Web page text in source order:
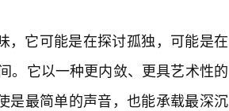
，它可能是在探讨孤独，可能是在
。它以一种更内敛、更具艺术性的
是最简单的声音，也能承载最深沉